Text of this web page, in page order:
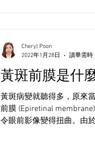
黃斑前膜是什
黃斑病變就聽得多，原來
前膜 (Epiretinal
令眼前影像變得扭曲。由
Cheryl Poon
2022年1月28日
讀畢需時